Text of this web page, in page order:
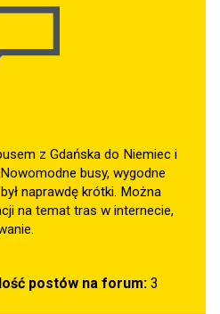
z Gdańska do Niemiec i
busy, wygodne
naprawdę krótki. Można
na temat tras w internecie,
Ilość postów na forum:3